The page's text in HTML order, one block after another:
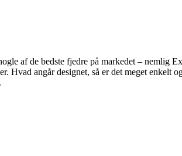
af de bedste fjedre på markedet – nemlig
Hvad angår designet, så er det meget enkelt